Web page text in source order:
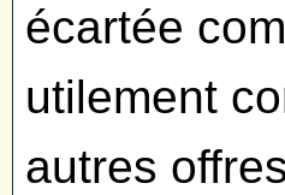
écartée
utilement
autres